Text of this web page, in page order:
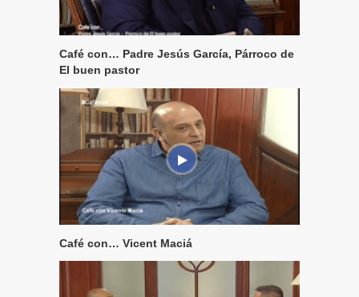
Café con… Padre Jesús García, Párroco de
El buen pastor
Café con… Vicent Maciá